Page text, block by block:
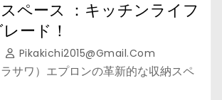
ペース ：キッチンライフ
ード！
Pikakichi2015@gmail.com
サワ）エプロンの革新的な収納スペ